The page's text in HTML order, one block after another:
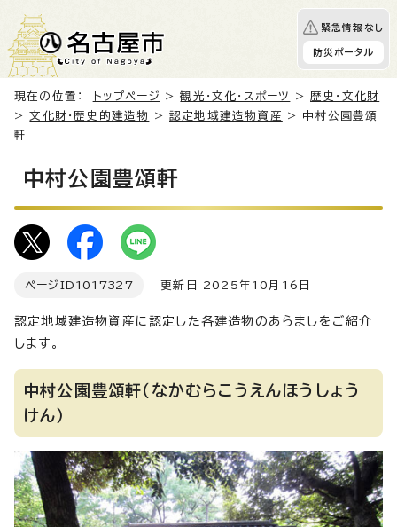
緊急情報なし
防災ポータル
現在の位置： トップページ >観光・文化・スポーツ >歴史・文化財
>文化財・歴史的建造物 >認定地域建造物資産
> 中村公園豊頌
軒
中村公園豊頌軒
ページID 1017327 更新日 2025年10月16日
認定地域建造物資産に認定した各建造物のあらましをご紹介
します。
中村公園豊頌軒（なかむらこうえんほうしょう
けん）